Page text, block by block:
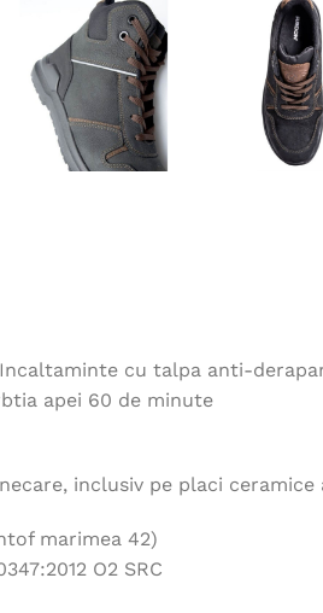
cu talpa anti-
apei 60 de minute
inclusiv pe placi
marimea 42)
O2 SRC